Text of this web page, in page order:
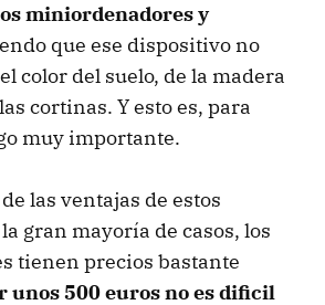
miniordenadores y
que ese dispositivo no
color del suelo, de la madera
cortinas. Y esto es, para
muy importante.
las ventajas de estos
gran mayoría de casos, los
tienen precios bastante
unos 500 euros no es dificil